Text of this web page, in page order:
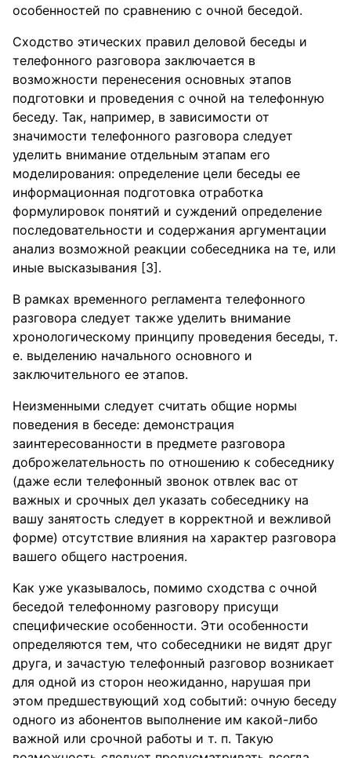
особенностей по сравнению с очной беседой.
Сходство этических правил деловой беседы и
телефонного разговора заключается в
возможности перенесения основных этапов
подготовки и проведения с очной на телефонную
беседу. Так, например, в зависимости от
значимости телефонного разговора следует
уделить внимание отдельным этапам его
моделирования: определение цели беседы ее
информационная подготовка отработка
формулировок понятий и суждений определение
последовательности и содержания аргументации
анализ возможной реакции собеседника на те, или
иные высказывания [3].
В рамках временного регламента телефонного
разговора следует также уделить внимание
хронологическому принципу проведения беседы, т.
е. выделению начального основного и
заключительного ее этапов.
Неизменными следует считать общие нормы
поведения в беседе: демонстрация
заинтересованности в предмете разговора
доброжелательность по отношению к собеседнику
(даже если телефонный звонок отвлек вас от
важных и срочных дел указать собеседнику на
вашу занятость следует в корректной и вежливой
форме) отсутствие влияния на характер разговора
вашего общего настроения.
Как уже указывалось, помимо сходства с очной
беседой телефонному разговору присущи
специфические особенности. Эти особенности
определяются тем, что собеседники не видят друг
друга, и зачастую телефонный разговор возникает
для одной из сторон неожиданно, нарушая при
этом предшествующий ход событий: очную беседу
одного из абонентов выполнение им какой-либо
важной или срочной работы и т. п. Такую